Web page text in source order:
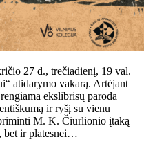
27 d., trečiadienį, 19 val.
atidarymo vakarą. Artėjant
ekslibrisų paroda
ir ryšį su vienu
M. K. Čiurlionio įtaką
bet ir platesnei…